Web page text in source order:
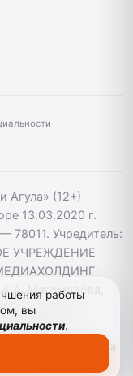
Агула» (12+)
13.03.2020 г.
Учредитель:
УЧРЕЖДЕНИЕ
Магомедова,
редакции:
При
гиперссылка
работы
вы
.